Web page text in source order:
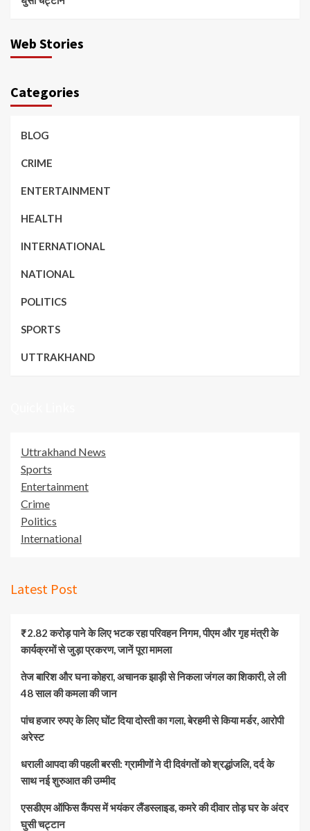
Web Stories
Categories
BLOG
CRIME
ENTERTAINMENT
HEALTH
INTERNATIONAL
NATIONAL
POLITICS
SPORTS
UTTRAKHAND
Uttrakhand News
Sports
Entertainment
Crime
Politics
International
Latest Post
₹2.82 करोड़ पाने के लिए भटक रहा परिवहन निगम, पीएम और गृह मंत्री के
कार्यक्रमों से जुड़ा प्रकरण, जानें पूरा मामला
तेज बारिश और घना कोहरा, अचानक झाड़ी से निकला जंगल का शिकारी, ले ली
48 साल की कमला की जान
पांच हजार रुपए के लिए घोंट दिया दोस्ती का गला, बेरहमी से किया मर्डर, आरोपी
अरेस्ट
धराली आपदा की पहली बरसी: ग्रामीणों ने दी दिवंगतों को श्रद्धांजलि, दर्द के
साथ नई शुरुआत की उम्मीद
एसडीएम ऑफिस कैंपस में भयंकर लैंडस्लाइड, कमरे की दीवार तोड़ घर के अंदर
घुसी चट्टान